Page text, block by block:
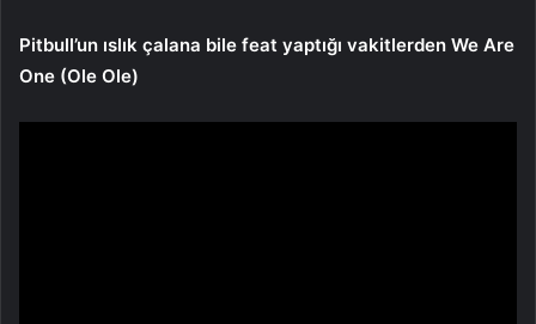
Pitbull’un ıslık çalana bile feat yaptığı vakitlerden We Are
One (Ole Ole)